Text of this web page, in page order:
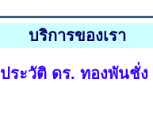
บริการของเรา
ประวัติ ดร. ทองพันชั่ง